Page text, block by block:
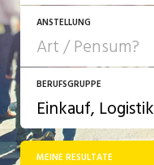
ANSTELLUNG
JOB-TYP
Festanstellung
BERUFSGRUPPE
MEINE RESULTATE